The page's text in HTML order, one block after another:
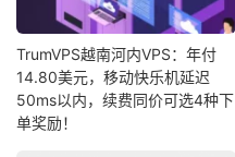
TrumVPS越南河内VPS：年付
14.80美元，移动快乐机延迟
50ms以内，续费同价可选4种下
单奖励！